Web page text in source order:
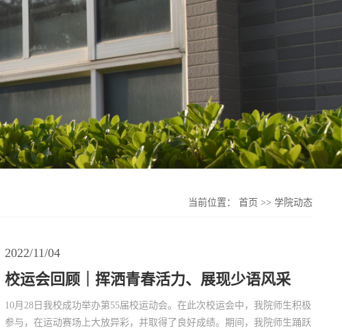
当前位置： 首页 >> 学院动态
2022/11/04
校运会回顾｜挥洒青春活力、展现少语风采
10月28日我校成功举办第55届校运动会。在此次校运会中，我院师生积极
参与，在运动赛场上大放异彩，并取得了良好成绩。期间，我院师生踊跃